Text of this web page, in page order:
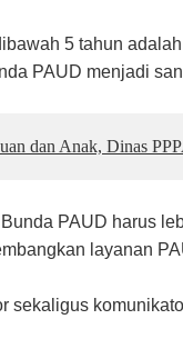
5 tahun
PAUD menjadi
dan Anak, Dinas
PAUD harus
layanan
sekaligus